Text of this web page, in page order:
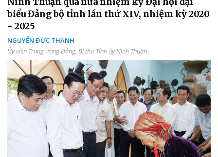
biểu Đảng bộ tỉnh lần thứ XIV, nhiệm kỳ 2020
- 2025
NGUYỄN ĐỨC THANH
Ủy viên Trung ương Đảng, Bí thư Tỉnh ủy Ninh Thuận